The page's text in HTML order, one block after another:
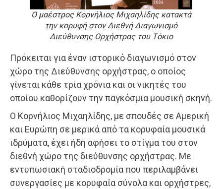
Ο μαέστρος Κορνήλιος Μιχαηλίδης κατακτά
την κορυφή στον Διεθνή Διαγωνισμό
Διεύθυνσης Ορχήστρας του Τόκιο
Πρόκειται για έναν ιστορικό διαγωνισμό στον
χώρο της Διεύθυνσης ορχήστρας, ο οποίος
γίνεται κάθε τρία χρόνια και οι νικητές του
οποίου καθορίζουν την παγκόσμια μουσική σκηνή.
Ο Κορνήλιος Μιχαηλίδης, με σπουδές σε Αμερική
και Ευρώπη σε μερικά από τα κορυφαία μουσικά
ιδρύματα, έχει ήδη αφήσει το στίγμα του στον
διεθνή χώρο της διεύθυνσης ορχήστρας. Με
εντυπωσιακή σταδιοδρομία που περιλαμβάνει
συνεργασίες με κορυφαία σύνολα και ορχήστρες,